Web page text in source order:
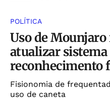
POLÍTICA
Uso de Mounjaro
atualizar sistema
reconhecimento
Fisionomia de
uso de caneta